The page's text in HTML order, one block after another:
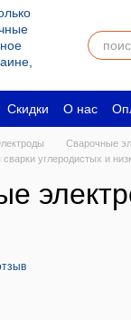
Скидки О нас
Сварочные
углеродистых и